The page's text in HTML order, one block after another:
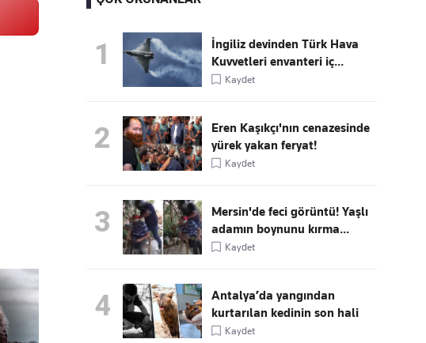
Kaçırmayın
Ücretsiz üye olun, gündemi
1
İngiliz devinden Türk Hava
Kuvvetleri envanteri iç...
Kaydet
2
Eren Kaşıkçı'nın cenazesinde
yürek yakan feryat!
Kaydet
3
Mersin'de feci görüntü! Yaşlı
adamın boynunu kırma...
Kaydet
4
Antalya’da yangından
kurtarılan kedinin son hali
Kaydet